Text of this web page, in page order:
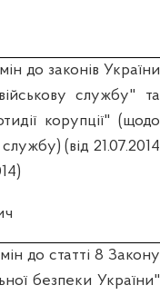
до законів України
службу" та
корупції" (щодо
(вiд 21.07.2014
до статті 8 Закону
безпеки України"